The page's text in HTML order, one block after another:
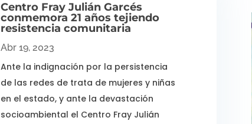
Centro Fray Julián Garcés
conmemora 21 años tejiendo
resistencia comunitaria
Abr 19, 2023
Ante la indignación por la persistencia
de las redes de trata de mujeres y niñas
en el estado, y ante la devastación
socioambiental el Centro Fray Julián